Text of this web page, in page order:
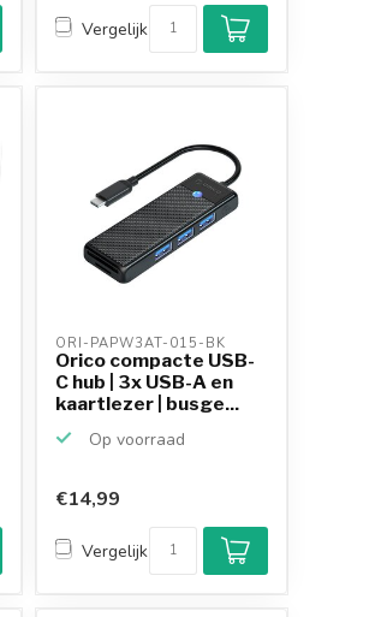
Vergelijk
ORI-PAPW3AT-015-BK
Orico compacte USB-
C hub | 3x USB-A en
kaartlezer | busge...
Op voorraad
€14,99
Vergelijk